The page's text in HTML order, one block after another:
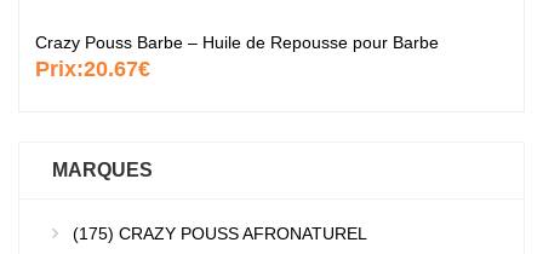
Crazy Pouss Barbe – Huile de Repousse pour Barbe
Prix:20.67€
MARQUES
(175) CRAZY POUSS AFRONATUREL